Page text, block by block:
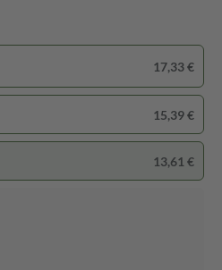
17,33 €
15,39 €
13,61 €